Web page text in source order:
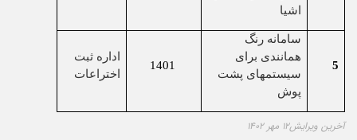
اشیا
5
سامانه رنگ
همانندی برای
سیستمهای پشت
پوش
1401
اداره ثبت
اختراعات
آخرین ویرایش۱۲ مهر ۱۴۰۲